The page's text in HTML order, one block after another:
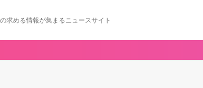
求める情報が集まるニュースサイト